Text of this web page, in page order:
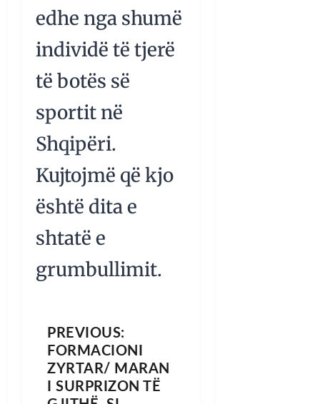
edhe nga shumë
individë të tjerë
të botës së
sportit në
Shqipëri.
Kujtojmë që kjo
është dita e
shtatë e
grumbullimit.
PREVIOUS:
FORMACIONI
ZYRTAR/ MARAN
I SURPRIZON TË